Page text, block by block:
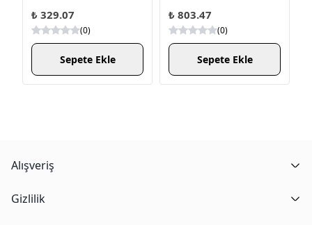
₺ 329.07
(0)
Sepete Ekle
₺ 803.47
(0)
Sepete Ekle
Alışveriş
Gizlilik